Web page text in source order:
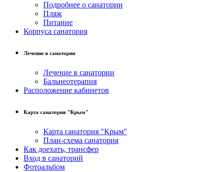
Подробнее о санатории
Пляж
Питание
Корпуса санатория
Лечение в санатории
Лечение в санатории
Бальнеотерапия
Расположение кабинетов
Карта санатория "Крым"
Карта санатория "Крым"
План-схема санатория
Как доехать, трансфер
Вход в санаторий
Фотоальбом